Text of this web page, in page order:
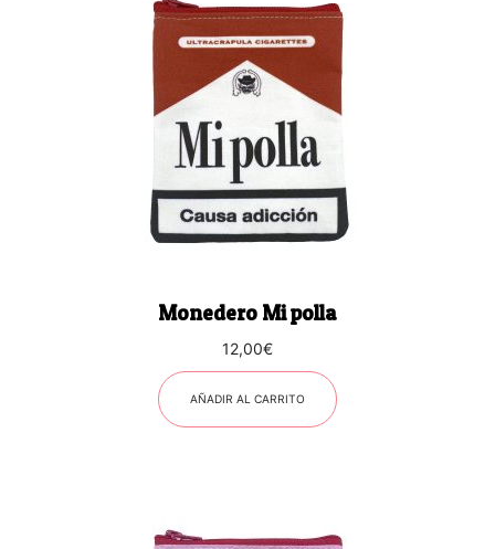
Monedero Mi polla
12,00€
AÑADIR AL CARRITO